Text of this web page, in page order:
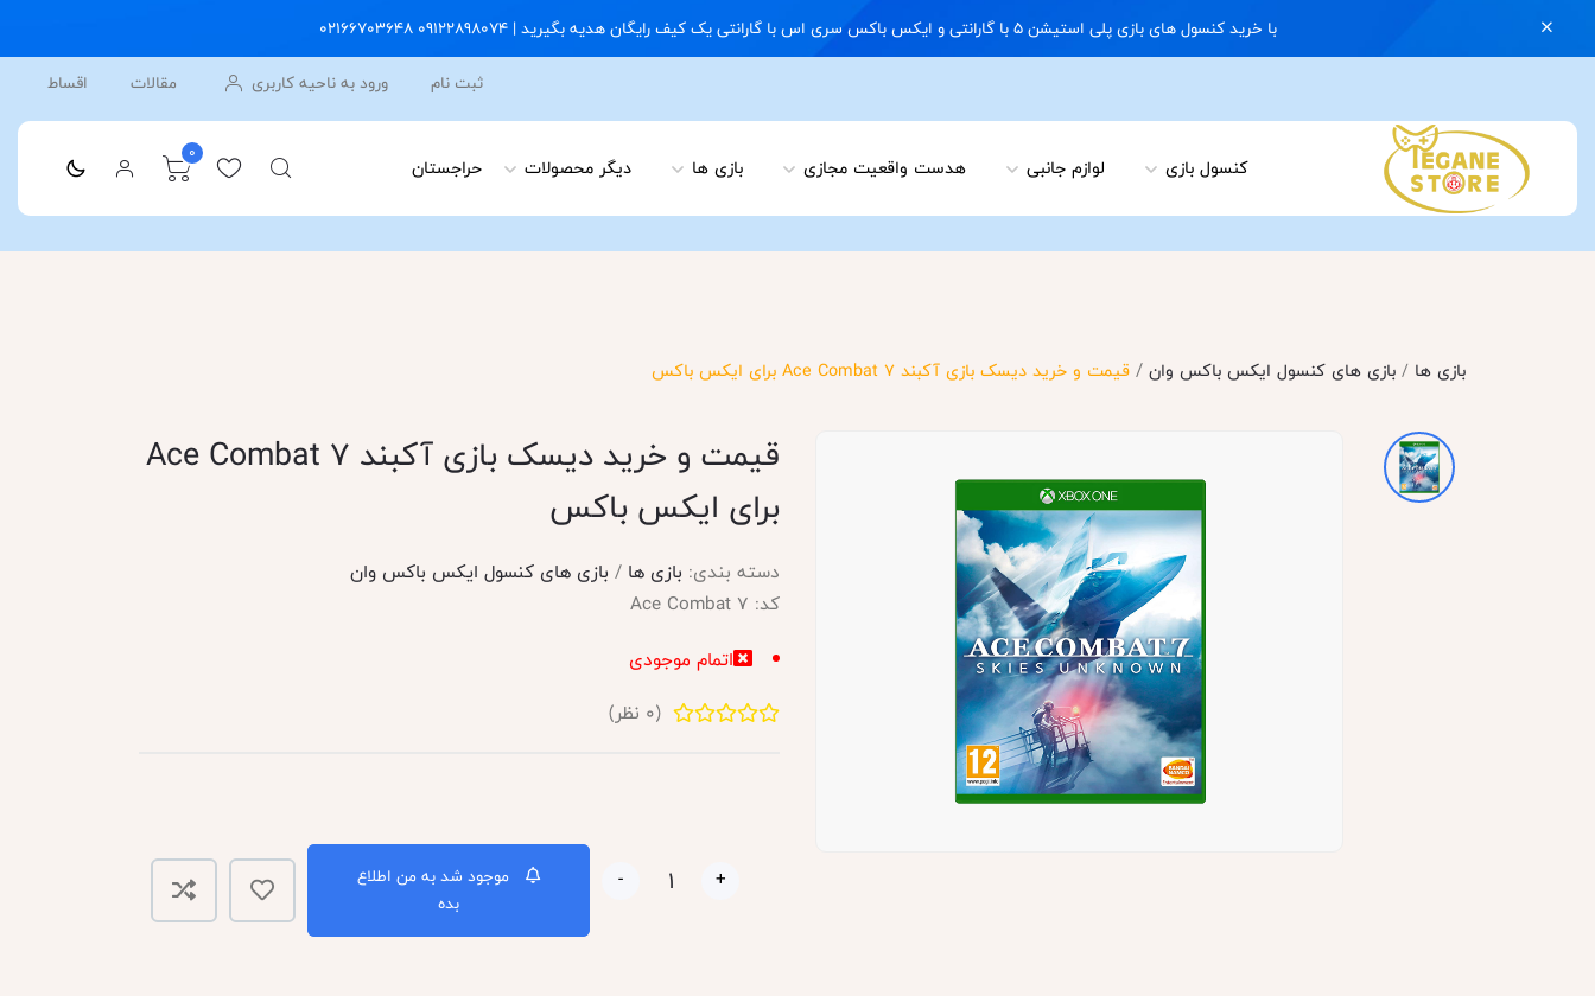
با خرید کنسول های بازی پلی استیشن 5 با گارانتی و ایکس باکس سری اس با گارانتی یک کیف رایگان هدیه بگیرید | 09122898074 02166703648
ثبت نام
ورود به ناحیه کاربری مقالات اقساط
کنسول بازی لوازم جانبی هدست واقعیت مجازی بازی ها دیگر محصولات حراجستان 0
بازی ها / بازی های کنسول ایکس باکس وان /قیمت و خرید دیسک بازی آکبند Ace Combat 7 برای ایکس باکس
قیمت و خرید دیسک بازی آکبند Ace Combat 7
برای ایکس باکس
دسته بندی: بازی ها / بازی های کنسول ایکس باکس وان
کد: Ace Combat 7
اتمام موجودی
(
0 نظر)
- +
موجود شد به من اطلاع
بده